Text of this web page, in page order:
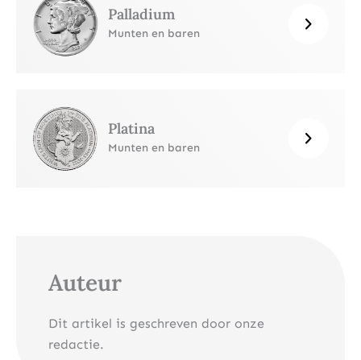
Palladium
Munten en baren
Platina
Munten en baren
Auteur
Dit artikel is geschreven door onze
redactie.